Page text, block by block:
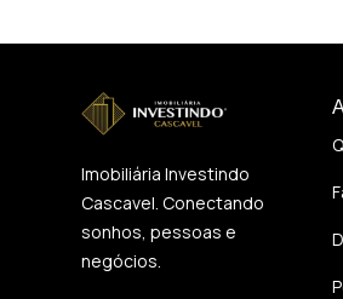
Imobiliária Investindo
Cascavel. Conectando
sonhos, pessoas e
negócios.